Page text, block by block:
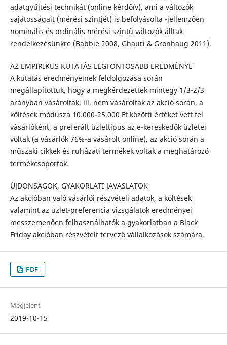
adatgyűjtési technikát (online kérdőív), ami a változók
sajátosságait (mérési szintjét) is befolyásolta -jellemzően
nominális és ordinális mérési szintű változók álltak
rendelkezésünkre (Babbie 2008, Ghauri & Gronhaug 2011).
AZ EMPIRIKUS KUTATÁS LEGFONTOSABB EREDMÉNYE
A kutatás eredményeinek feldolgozása során
megállapítottuk, hogy a megkérdezettek mintegy 1/3-2/3
arányban vásároltak, ill. nem vásároltak az akció során, a
költések módusza 10.000-25.000 Ft közötti értéket vett fel
vásárlóként, a preferált üzlettípus az e-kereskedők üzletei
voltak (a vásárlók 76%-a vásárolt online), az akció során a
műszaki cikkek és ruházati termékek voltak a meghatározó
termékcsoportok.
ÚJDONSÁGOK, GYAKORLATI JAVASLATOK
Az akcióban való vásárlói részvételi adatok, a költések
valamint az üzlet-preferencia vizsgálatok eredmé­nyei
messzemenően felhasználhatók a gyakorlatban a Black
Friday akcióban részvételt tervező vállalkozások számára.
PDF
Megjelent
2019-10-15